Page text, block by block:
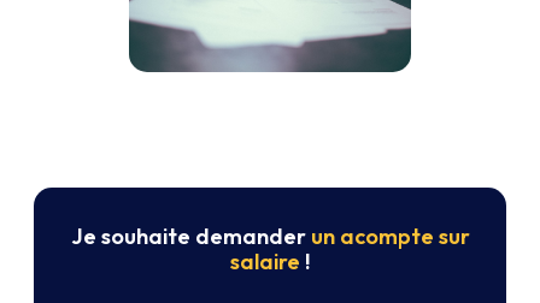
Je souhaite demander un acompte sur
salaire !